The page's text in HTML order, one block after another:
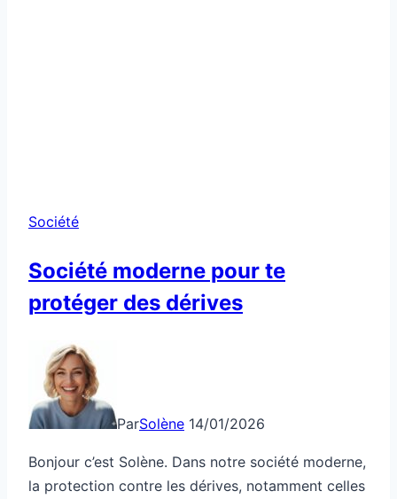
Société
Société moderne pour te
protéger des dérives
ParSolène 14/01/2026
Bonjour c’est Solène. Dans notre société moderne,
la protection contre les dérives, notamment celles